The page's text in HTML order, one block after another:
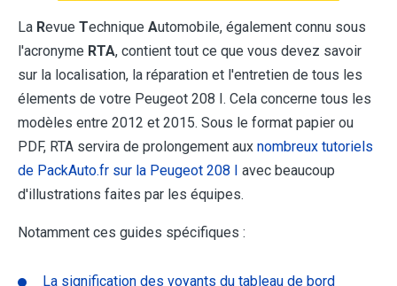
La Revue Technique Automobile, également connu sous
l'acronyme RTA, contient tout ce que vous devez savoir
sur la localisation, la réparation et l'entretien de tous les
élements de votre Peugeot 208 I. Cela concerne tous les
modèles entre 2012 et 2015. Sous le format papier ou
PDF, RTA servira de prolongement aux nombreux tutoriels
de PackAuto.fr sur la Peugeot 208 I
avec beaucoup
d'illustrations faites par les équipes.
Notamment ces guides spécifiques :
La signification des voyants du tableau de bord